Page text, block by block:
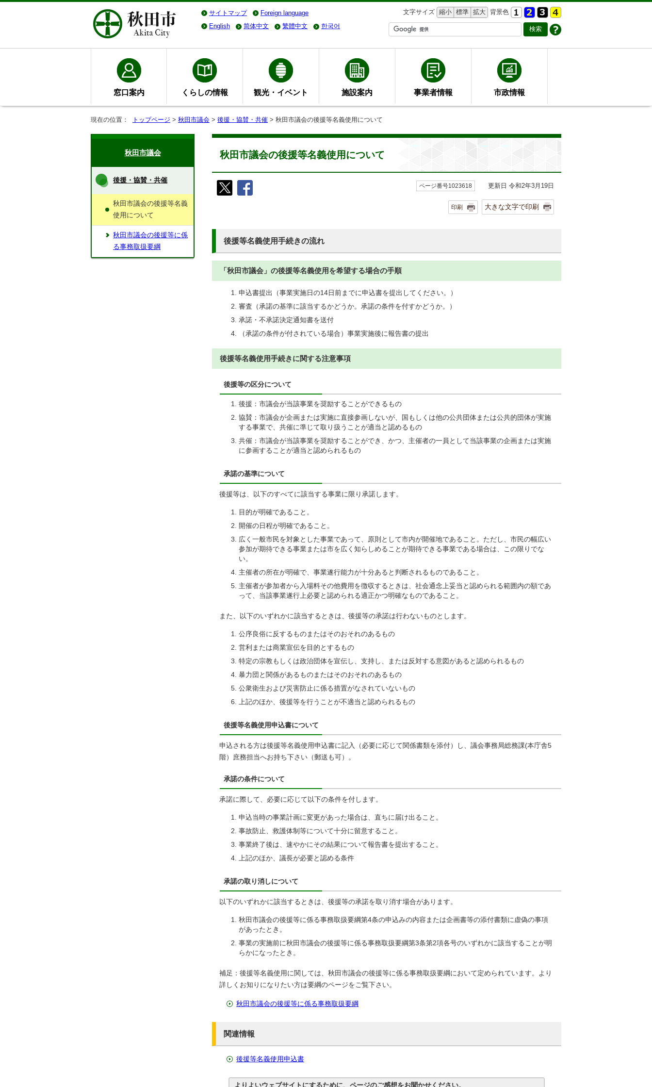
サイトマップ Foreign language 文字サイズ 縮小 標準 拡大 背景色
English
简体中文 繁體中文 한국어
窓口案内 くらしの情報 観光・イベント 施設案内 事業者情報 市政情報
現在の位置： トップページ > 秋田市議会 > 後援・協賛・共催 > 秋田市議会の後援等名義使用について
秋田市議会の後援等名義使用について
ページ番号1023618 更新日 令和2年3月19日
印刷 大きな文字で印刷
後援等名義使用手続きの流れ
「秋田市議会」の後援等名義使用を希望する場合の手順
申込書提出（事業実施日の14日前までに申込書を提出してください。）
審査（承諾の基準に該当するかどうか。承諾の条件を付すかどうか。）
承諾・不承諾決定通知書を送付
（承諾の条件が付されている場合）事業実施後に報告書の提出
後援等名義使用手続きに関する注意事項
後援等の区分について
後援：市議会が当該事業を奨励することができるもの
協賛：市議会が企画または実施に直接参画しないが、国もしくは他の公共団体または公共的団体が実施
する事業で、共催に準じて取り扱うことが適当と認めるもの
共催：市議会が当該事業を奨励することができ、かつ、主催者の一員として当該事業の企画または実施
に参画することが適当と認められるもの
承諾の基準について
後援等は、以下のすべてに該当する事業に限り承諾します。
目的が明確であること。
開催の日程が明確であること。
広く一般市民を対象とした事業であって、原則として市内が開催地であること。ただし、市民の幅広い
参加が期待できる事業または市を広く知らしめることが期待できる事業である場合は、この限りでな
い。
主催者の所在が明確で、事業遂行能力が十分あると判断されるものであること。
主催者が参加者から入場料その他費用を徴収するときは、社会通念上妥当と認められる範囲内の額であ
って、当該事業遂行上必要と認められる適正かつ明確なものであること。
また、以下のいずれかに該当するときは、後援等の承諾は行わないものとします。
公序良俗に反するものまたはそのおそれのあるもの
営利または商業宣伝を目的とするもの
特定の宗教もしくは政治団体を宣伝し、支持し、または反対する意図があると認められるもの
暴力団と関係があるものまたはそのおそれのあるもの
公衆衛生および災害防止に係る措置がなされていないもの
上記のほか、後援等を行うことが不適当と認められるもの
後援等名義使用申込書について
申込される方は後援等名義使用申込書に記入（必要に応じて関係書類を添付）し、議会事務局総務課(本庁舎5
階）庶務担当へお持ち下さい（郵送も可）。
承諾の条件について
承諾に際して、必要に応じて以下の条件を付します。
申込当時の事業計画に変更があった場合は、直ちに届け出ること。
事故防止、救護体制等について十分に留意すること。
事業終了後は、速やかにその結果について報告書を提出すること。
上記のほか、議長が必要と認める条件
承諾の取り消しについて
以下のいずれかに該当するときは、後援等の承諾を取り消す場合があります。
秋田市議会の後援等に係る事務取扱要綱第4条の申込みの内容または企画書等の添付書類に虚偽の事項
があったとき。
事業の実施前に秋田市議会の後援等に係る事務取扱要綱第3条第2項各号のいずれかに該当することが明
らかになったとき。
補足：後援等名義使用に関しては、秋田市議会の後援等に係る事務取扱要綱において定められています。より
詳しくお知りになりたい方は要綱のページをご覧下さい。
秋田市議会の後援等に係る事務取扱要綱
関連情報
後援等名義使用申込書
よりよいウェブサイトにするために、ページのご感想をお聞かせください。
秋田市議会
後援・協賛・共催
秋田市議会の後援等名義
使用について
秋田市議会の後援等に係
る事務取扱要綱